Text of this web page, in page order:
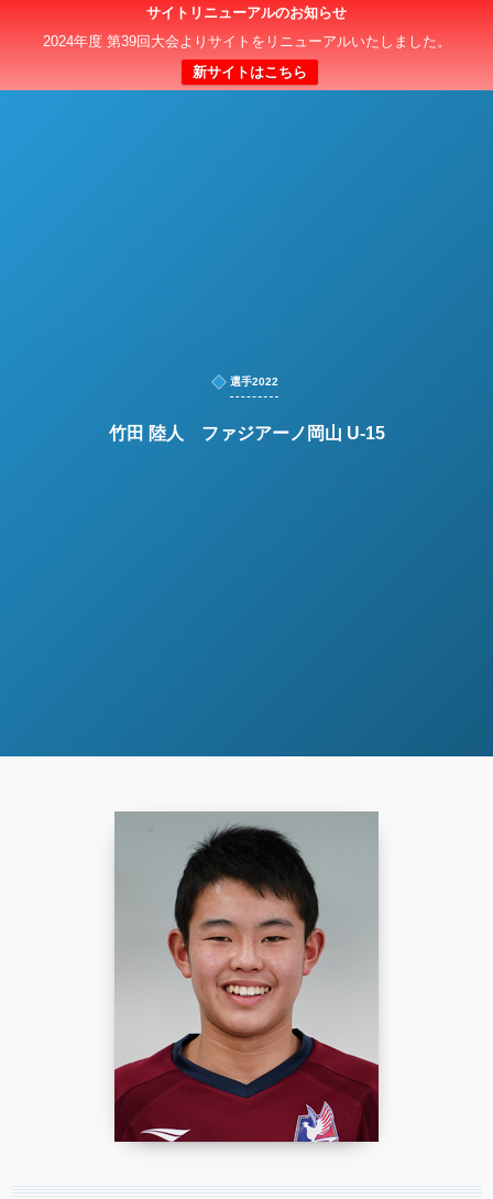
サイトリニューアルのお知らせ
2024年度 第39回大会よりサイトをリニューアルいたしました。
新サイトはこちら
日本クラブユースサッカー選手権（U-15）大会
選手2022
竹田 陸人 ファジアーノ岡山 U-15